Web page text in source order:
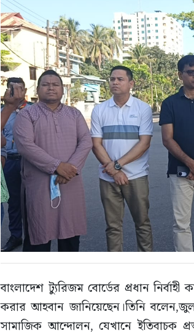
বাংলাদেশ ট্যুরিজম বোর্ডের প্রধান
করার আহবান জানিয়েছেন।তিনি
সামাজিক আন্দোলন, যেখানে ইতিবাচক